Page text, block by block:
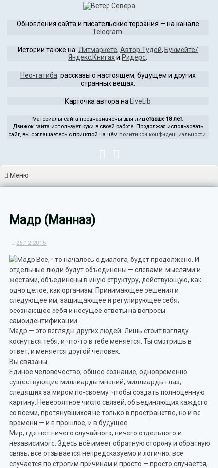
содержимому
Обновления сайта и писательские терзания — на канале
Telegram
Истории также на: Литмаркете, Автор.Тудей, Букмейте/
Яндекс.Книгахи Ридеро
Нео-татиба: рассказы о настоящем, будущем и других
странных вещах.
Карточка автора на LiveLib
Материалы сайта предназначены для лиц старше 18 лет.
Движок сайта использует куки в своей работе. Продолжая использовать
сайт, вы соглашаетесь с принятой на нём политикой конфиденциальности.
Меню
Мадр (Манназ)
26.12.2015
Всё, что началось с диалога, будет продолжено. И
отдельные люди будут объединены — словами, мыслями и
жестами, объединены в иную структуру, действующую, как
одно целое, как организм. Принимающее решения и
следующее им, защищающее и регулирующее себя;
осознающее себя и несущее ответы на вопросы
самоидентификации.
Мадр — это взгляды других людей. Лишь стоит взгляду
коснуться тебя, и что-то в тебе меняется. Ты смотришь в
ответ, и меняется другой человек.
Вы связаны.
Единое человечество; общее сознание, одновременно
существующие миллиарды мнений, миллиарды глаз,
следящих за миром по-своему, чтобы создать полноценную
картину. Невероятное число связей, объединяющих каждого
со всеми, протянувшихся не только в пространстве, но и во
времени — и в прошлое, и в будущее.
Мир, где нет ничего случайного, ничего отдельного и
независимого. Здесь всё имеет обратную сторону и обратную
связь; всё отзывается непредсказуемо и логично; всё
случается по строгим причинам и просто — просто случается,